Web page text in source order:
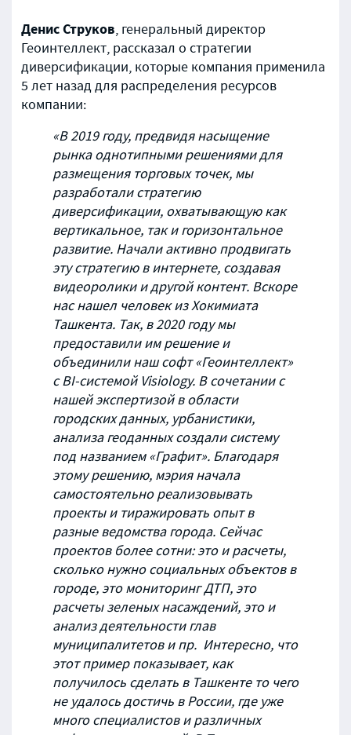
Денис Струков, генеральный директор
Геоинтеллект, рассказал о стратегии
диверсификации, которые компания применила
5 лет назад для распределения ресурсов
компании:
«В 2019 году, предвидя насыщение
рынка однотипными решениями для
размещения торговых точек, мы
разработали стратегию
диверсификации, охватывающую как
вертикальное, так и горизонтальное
развитие. Начали активно продвигать
эту стратегию в интернете, создавая
видеоролики и другой контент. Вскоре
нас нашел человек из Хокимиата
Ташкента. Так, в 2020 году мы
предоставили им решение и
объединили наш софт«Геоинтеллект»
с BI-системой Visiology. В сочетании с
нашей экспертизой в области
городских данных, урбанистики,
анализа геоданных создали систему
под названием «Графит». Благодаря
этому решению, мэрия начала
самостоятельно реализовывать
проекты и тиражировать опыт в
разные ведомства города. Сейчас
проектов более сотни: это и расчеты,
сколько нужно социальных объектов в
городе, это мониторинг ДТП, это
расчеты зеленых насаждений, это и
анализ деятельности глав
муниципалитетов и пр. Интересно, что
этот пример показывает, как
получилось сделать в Ташкенте то чего
не удалось достичь в России, где уже
много специалистов и различных